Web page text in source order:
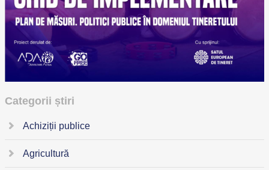
Categorii știri
Achiziții publice
Agricultură